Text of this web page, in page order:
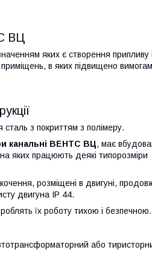
ВЦ
яких є створення припливу
в яких підвищено
сталь з покриттям з полімеру.
канальні ВЕНТС ВЦ, має
яких працюють деякі типорозміри
розміщені в двигуні,
двигуна IP 44.
роблять їх роботу тихою і безпечною.
або